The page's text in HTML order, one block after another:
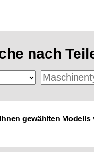
nach
gewählten